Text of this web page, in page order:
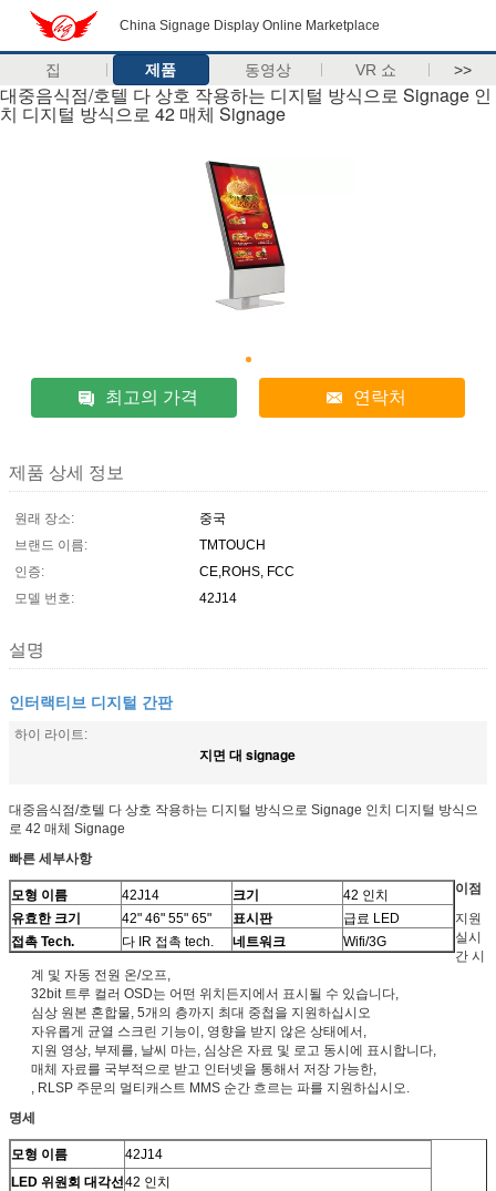
China Signage Display Online Marketplace
집 제품 동영상 VR 쇼 >>
대중음식점/호텔 다 상호 작용하는 디지털 방식으로 Signage 인
치 디지털 방식으로 42 매체 Signage
최고의 가격 연락처
제품 상세 정보
원래 장소:
중국
브랜드 이름:
TMTOUCH
인증:
CE,ROHS, FCC
모델 번호:
42J14
설명
인터랙티브 디지털 간판
하이 라이트:
지면 대 signage
대중음식점/호텔 다 상호 작용하는 디지털 방식으로 Signage 인치 디지털 방식으
로 42 매체 Signage
빠른 세부사항
모형 이름 42J14 크기
42 인치
유효한 크기
42" 46" 55" 65" 표시판
급료 LED
접촉 Tech.
다 IR 접촉 tech. 네트워크 Wifi/3G
이점
지원
실시
간 시
계 및 자동 전원 온/오프,
32bit 트루 컬러 OSD는 어떤 위치든지에서 표시될 수 있습니다,
심상 원본 혼합물, 5개의 층까지 최대 중첩을 지원하십시오
자유롭게 균열 스크린 기능이, 영향을 받지 않은 상태에서,
지원 영상, 부제를, 날씨 마는, 심상은 자료 및 로고 동시에 표시합니다,
매체 자료를 국부적으로 받고 인터넷을 통해서 저장 가능한,
, RLSP 주문의 멀티캐스트 MMS 순간 흐르는 파를 지원하십시오.
명세
모형 이름
42J14
LED 위원회 대각선42 인치